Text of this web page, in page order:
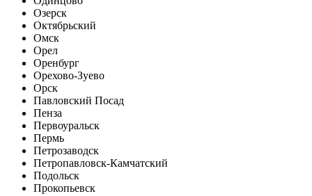
Озерск
Октябрьский
Омск
Орел
Оренбург
Орехово-Зуево
Орск
Павловский Посад
Пенза
Первоуральск
Пермь
Петрозаводск
Петропавловск-Камчатский
Подольск
Прокопьевск